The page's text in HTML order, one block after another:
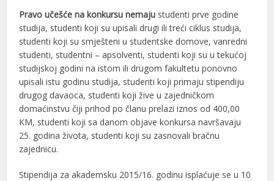
Pravo učešće na konkursu nemaju studenti prve godine
studija, studenti koji su upisali drugi ili treći ciklus studija,
studenti koji su smješteni u studentske domove, vanredni
studenti, studentni – apsolventi, studenti koji su u tekućoj
studijskoj godini na istom ili drugom fakultetu ponovno
upisali istu godinu studija, studenti koji primaju stipendiju
drugog davaoca, studenti koji žive u zajedničkom
domaćinstvu čiji prihod po članu prelazi iznos od 400,00
KM, studenti koji sa danom objave konkursa navršavaju
25. godina života, studenti koji su zasnovali bračnu
zajednicu.
Stipendija za akademsku 2015/16. godinu isplaćuje se u 10